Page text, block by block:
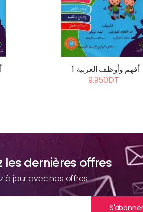
أفهم وأوظف العربية 1
9.950DT
les dernières offres
à jour avec nos offres
S'abonner